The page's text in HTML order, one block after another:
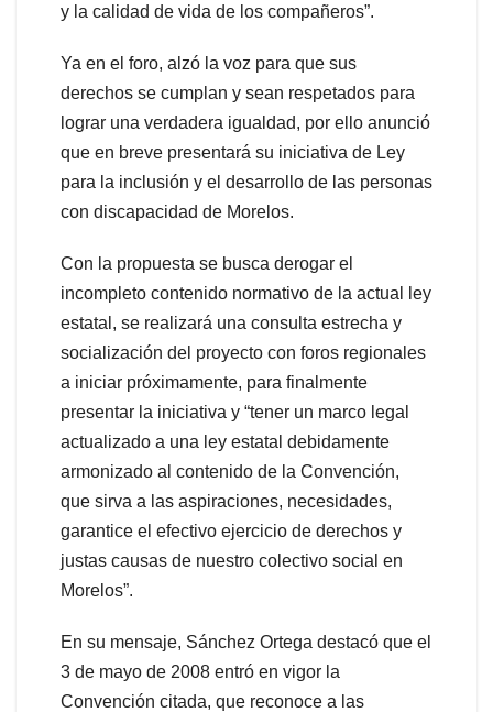
y la calidad de vida de los compañeros”.
Ya en el foro, alzó la voz para que sus
derechos se cumplan y sean respetados para
lograr una verdadera igualdad, por ello anunció
que en breve presentará su iniciativa de Ley
para la inclusión y el desarrollo de las personas
con discapacidad de Morelos.
Con la propuesta se busca derogar el
incompleto contenido normativo de la actual ley
estatal, se realizará una consulta estrecha y
socialización del proyecto con foros regionales
a iniciar próximamente, para finalmente
presentar la iniciativa y “tener un marco legal
actualizado a una ley estatal debidamente
armonizado al contenido de la Convención,
que sirva a las aspiraciones, necesidades,
garantice el efectivo ejercicio de derechos y
justas causas de nuestro colectivo social en
Morelos”.
En su mensaje, Sánchez Ortega destacó que el
3 de mayo de 2008 entró en vigor la
Convención citada, que reconoce a las